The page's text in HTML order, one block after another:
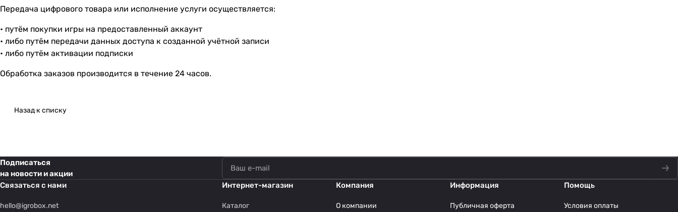
Передача цифрового товара или исполнение услуги осуществляется:
• путём покупки игры на предоставленный аккаунт
• либо путём передачи данных доступа к созданной учётной записи
• либо путём активации подписки
Обработка заказов производится в течение 24 часов.
Назад к списку
Подписаться
на новости и акции
Связаться с нами
hello@igrobox.net
Интернет-магазин
Каталог
Компания
О компании
Информация
Публичная оферта
Помощь
Условия оплаты